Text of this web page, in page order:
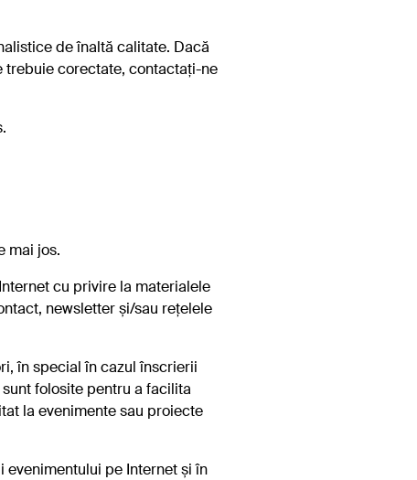
de înaltă calitate. Dacă
trebuie corectate, contactați-ne
mai jos.
cu privire la materialele
newsletter și/sau rețelele
în special în cazul înscrierii
folosite pentru a facilita
la evenimente sau proiecte
pe Internet și în